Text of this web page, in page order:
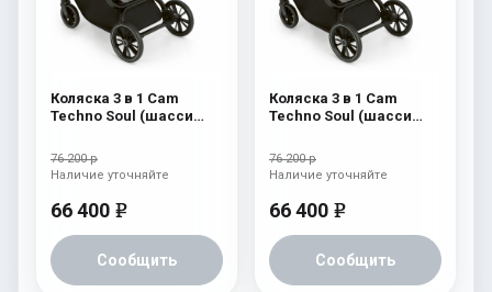
Коляска 3 в 1 Cam
Techno Soul (шасси
76 200 р
66 400 e
Сообщить
Наличие уточняйте
Коляска 3 в 1 Cam
Techno Soul (шасси
76 200 р
66 400 e
Сообщить
Наличие уточняйте